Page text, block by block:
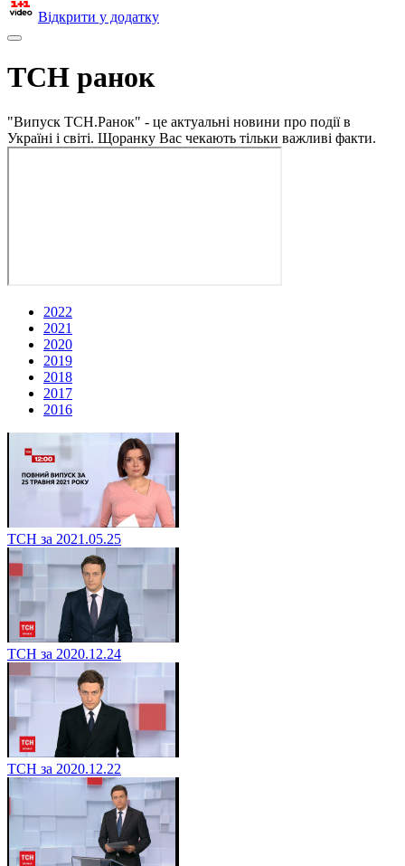
Відкрити у додатку
ТСН ранок
"Випуск ТСН.Ранок" - це актуальні новини про події в
Україні і світі. Щоранку Вас чекають тільки важливі факти.
2022
2021
2020
2019
2018
2017
2016
ТСН за 2021.05.25
ТСН за 2020.12.24
ТСН за 2020.12.22